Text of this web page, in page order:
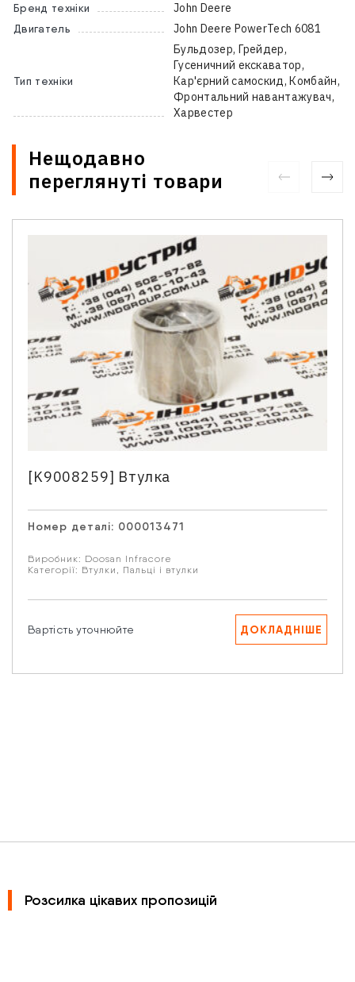
Бренд техніки John Deere
Двигатель John Deere PowerTech 6081
Тип техніки
Бульдозер, Грейдер,
Гусеничний екскаватор,
Кар'єрний самоскид, Комбайн,
Фронтальний навантажувач,
Харвестер
Нещодавно
переглянуті товари
[K9008259] Втулка
Номер деталі: 000013471
Виробник: Doosan Infracore
Категорії: Втулки , Пальці і втулки
Вартість уточнюйте ДОКЛАДНІШЕ
Розсилка цікавих пропозицій
Зв'язатися з нами
Телефон*
Натискаючи кнопку “Надіслати” Ви даєте згоду на
обробку Ваших персональних даних.